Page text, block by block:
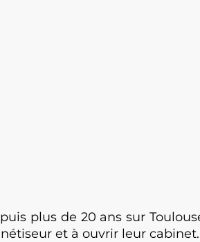
plus de 20 ans sur Toulouse
et à ouvrir leur cabinet.